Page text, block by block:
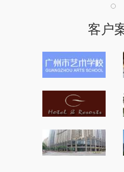
客户